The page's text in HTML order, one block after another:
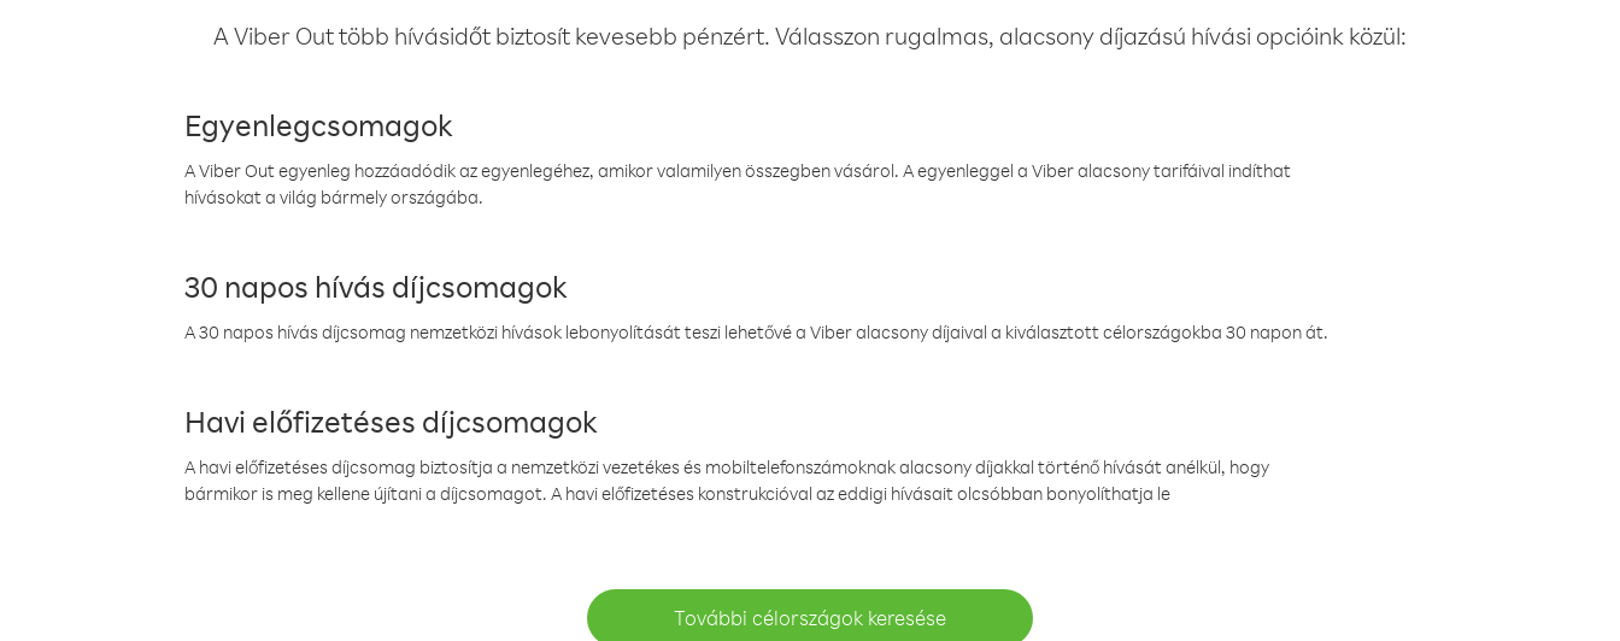
A Viber Out több hívásidőt biztosít kevesebb pénzért. Válasszon rugalmas, alacsony díjazású hívási opcióink közül:
Egyenlegcsomagok
A Viber Out egyenleg hozzáadódik az egyenlegéhez, amikor valamilyen összegben vásárol. A egyenleggel a Viber alacsony tarifáival indíthat
hívásokat a világ bármely országába.
30 napos hívás díjcsomagok
A 30 napos hívás díjcsomag nemzetközi hívások lebonyolítását teszi lehetővé a Viber alacsony díjaival a kiválasztott célországokba 30 napon át.
Havi előfizetéses díjcsomagok
A havi előfizetéses díjcsomag biztosítja a nemzetközi vezetékes és mobiltelefonszámoknak alacsony díjakkal történő hívását anélkül, hogy
bármikor is meg kellene újítani a díjcsomagot. A havi előfizetéses konstrukcióval az eddigi hívásait olcsóbban bonyolíthatja le
További célországok keresése